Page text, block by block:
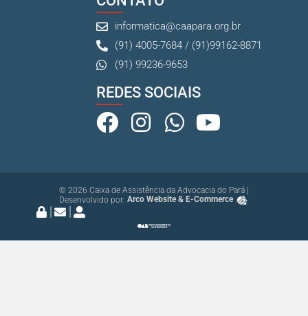
informatica@caapara.org.br
(91) 4005-7684 / (91)99162-8871
(91) 99236-9653
REDES SOCIAIS
© 2026 Caixa de Assistência da Advocacia do Pará |
Desenvolvido por: Arco Website & E-Commerce